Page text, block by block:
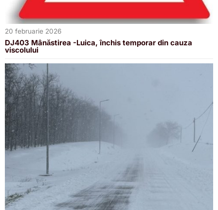
20 februarie 2026
DJ403 Mânăstirea -Luica, închis temporar din cauza
viscolului